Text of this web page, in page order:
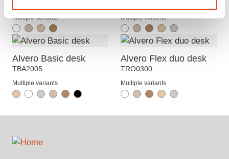
Multiple variants Multiple variants
Alvero Basic desk
TBA2005
Multiple variants
Alvero Flex duo desk
TRO0300
Multiple variants